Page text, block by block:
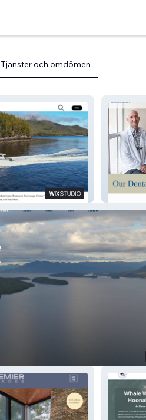
Tjänster och omdömen
Larson